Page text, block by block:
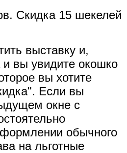
Скидка 15 шекелей
выставку и,
вы увидите окошко
вы хотите
Если вы
окне с
обычного
на льготные